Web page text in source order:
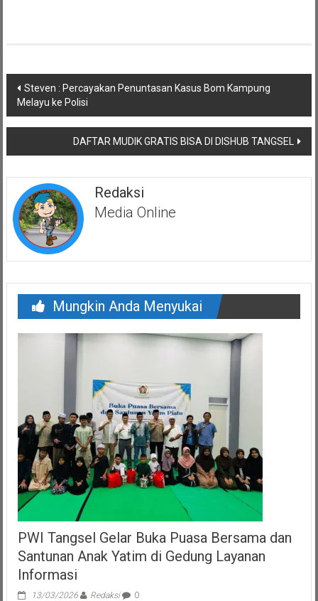
Navigasi
pos
Steven : Percayakan Penuntasan Kasus Bom Kampung
Melayu ke Polisi
DAFTAR MUDIK GRATIS BISA DI DISHUB TANGSEL
Redaksi
Media Online
Mungkin Anda Menyukai
PWI Tangsel Gelar Buka Puasa Bersama dan
Santunan Anak Yatim di Gedung Layanan
Informasi
13/03/2026 Redaksi 0